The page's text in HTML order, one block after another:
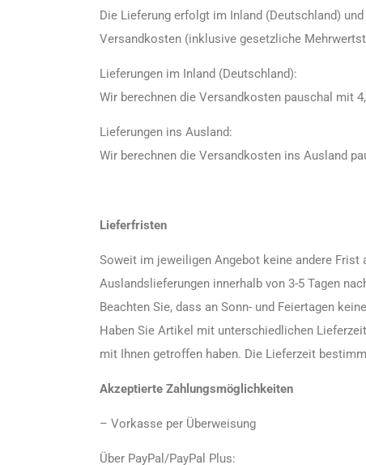
Die Lieferung erfolgt im Inland (Deutschland)
Versandkosten (inklusive gesetzliche
Lieferungen im Inland (Deutschland):
Wir berechnen die Versandkosten pauschal mit
Lieferungen ins Ausland:
Wir berechnen die Versandkosten ins Ausland
Lieferfristen
Soweit im jeweiligen Angebot keine andere Frist
Auslandslieferungen innerhalb von 3-5 Tagen
Beachten Sie, dass an Sonn- und Feiertagen
Haben Sie Artikel mit unterschiedlichen
mit Ihnen getroffen haben. Die Lieferzeit
Akzeptierte Zahlungsmöglichkeiten
– Vorkasse per Überweisung
Über PayPal/PayPal Plus: